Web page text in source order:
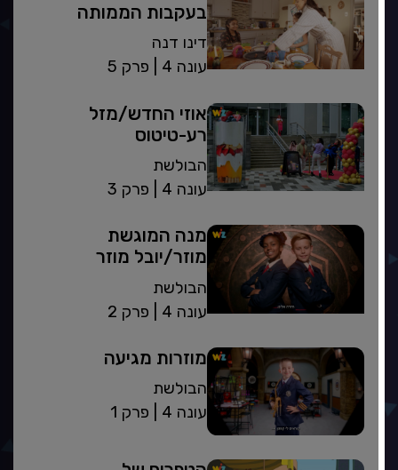
בעקבות הממותה
דינו דנה
פרק 5
| עונה 4
אוזי החדש/מזל
רע-טיטוס
הבולשת
פרק 3
| עונה 4
מנה המוגשת
מוזר/יובל מוזר
הבולשת
פרק 2
| עונה 4
מוזרות מגיעה
הבולשת
פרק 1
| עונה 4